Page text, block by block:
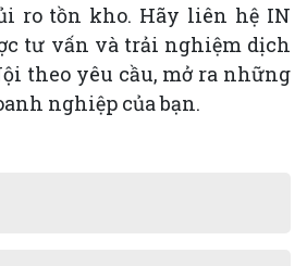
ro tồn kho. Hãy liên hệ IN
tư vấn và trải nghiệm dịch
theo yêu cầu, mở ra những
nghiệp của bạn.